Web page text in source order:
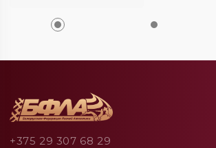
+375 29 307 68 29